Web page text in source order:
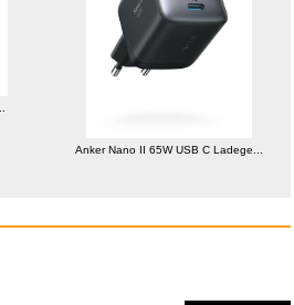
-...
Anker Nano II 65W USB C Ladege...